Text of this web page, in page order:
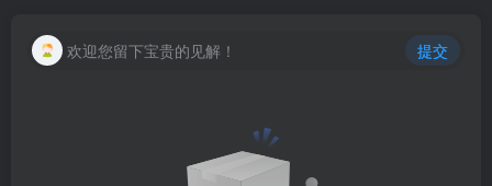
欢迎您留下宝贵的见解！ 提交